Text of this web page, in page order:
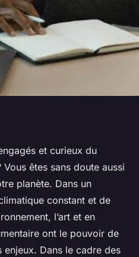
de
aux
et curieux du
êtes sans doute aussi
planète. Dans un
constant et de
l’art et en
ont le pouvoir de
Dans le cadre des